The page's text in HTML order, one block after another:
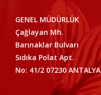
GENEL MÜDÜRLÜK
Çağlayan Mh.
Barınaklar Bulvarı
Sıdıka Polat Apt.
No: 41/2 07230 ANTALYA